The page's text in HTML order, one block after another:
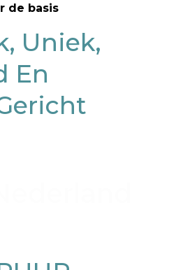
de basis
Uniek,
En